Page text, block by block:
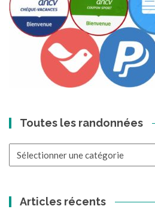
Toutes les randonnées
Articles récents